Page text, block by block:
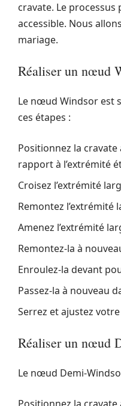
cravate. Le
accessible. Nous
mariage.
Réaliser un nœud
Le nœud Windsor est
ces étapes :
Positionnez la
rapport à l’extrémité
Croisez l’extrémité
Remontez l’extrémité
Amenez l’extrémité
Remontez-la à
Enroulez-la devant
Passez-la à nouveau
Serrez et ajustez
Réaliser un nœud
Le nœud Demi-